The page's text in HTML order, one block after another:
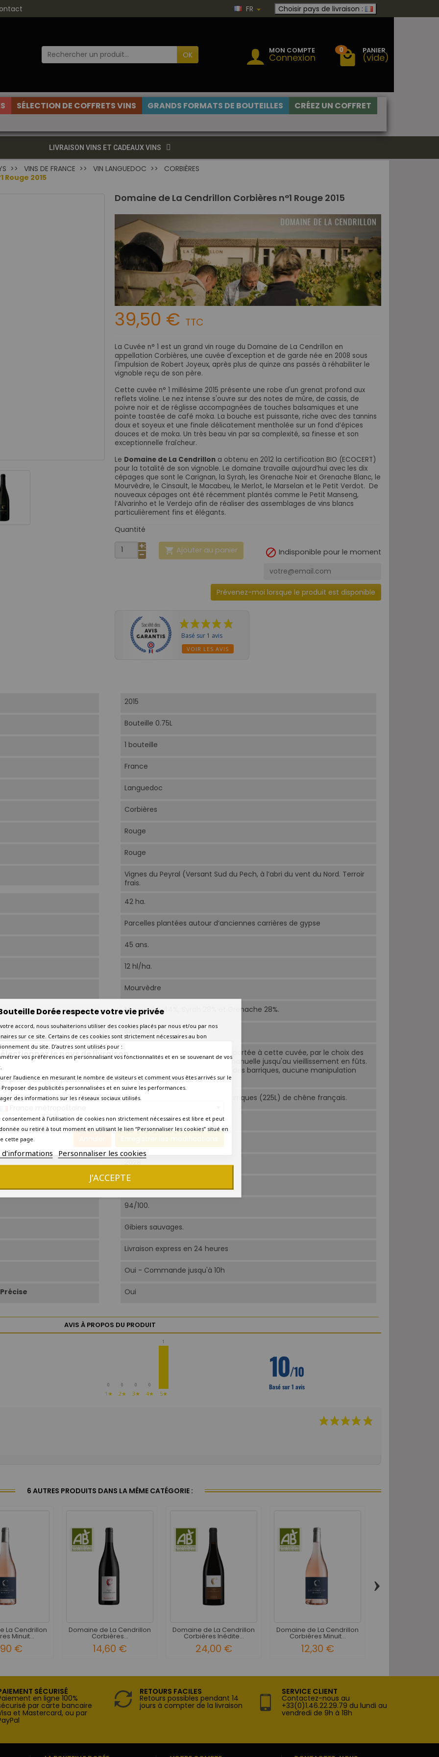
le pays de livraison
prix et les frais peuvent varier en fonction du pays/de la
de livraison.
Annuler Enregistrer les modifications
FR Choisir pays de livraison :
OK MON COMPTE
Connexion
0 PANIER
(vide)
SÉLECTION DE COFFRETS VINS GRANDS FORMATS DE BOUTEILLES
CRÉEZ UN COFFRET
LIVRAISON VINS ET CADEAUX VINS
VINS DE FRANCE VIN LANGUEDOC
CORBIÈRES
Rouge 2015
Domaine de La Cendrillon Corbières n°1 Rouge 2015
39,50 € TTC
La Cuvée n° 1 est un grand vin rouge du Domaine de La Cendrillon en
appellation Corbières, une cuvée d'exception et de garde née en 2008 sous
l'impulsion de Robert Joyeux, après plus de quinze ans passés à réhabiliter le
vignoble reçu de son père.
Cette cuvée n° 1 millésime 2015 présente une robe d'un grenat profond aux
reflets violine. Le nez intense s'ouvre sur des notes de mûre, de cassis, de
poivre noir et de réglisse accompagnées de touches balsamiques et une
pointe toastée de café moka. La bouche est puissante, riche avec des tannins
doux et soyeux et une finale délicatement mentholée sur un fond d’épices
douces et de moka. Un très beau vin par sa complexité, sa finesse et son
exceptionnelle fraîcheur.
Le Domaine de La Cendrillon a obtenu en 2012 la certification BIO (ECOCERT)
pour la totalité de son vignoble. Le domaine travaille aujourd’hui avec les dix
cépages que sont le Carignan, la Syrah, les Grenache Noir et Grenache Blanc, le
Mourvèdre, le Cinsault, le Macabeu, le Merlot, le Marselan et le Petit Verdot. De
nouveaux cépages ont été récemment plantés comme le Petit Manseng,
l’Alvarinho et le Verdejo afin de réaliser des assemblages de vins blancs
particulièrement fins et élégants.
Quantité
 Ajouter au panier  Indisponible pour le moment
Prévenez-moi lorsque le produit est disponible
Basé sur 1 avis
VOIR LES AVIS
2015
Bouteille 0.75L
1 bouteille
France
Languedoc
Corbières
Rouge
Rouge
Vignes du Peyral (Versant Sud du Pech, à l’abri du vent du Nord. Terroir
frais.
42 ha.
Parcelles plantées autour d’anciennes carrières de gypse
45 ans.
12 hl/ha.
Mourvèdre
Mourvèdre 44%, Syrah 28% et Grenache 28%.
Biologique
Une sélection rigoureuse est apportée à cette cuvée, par le choix des
parcelles, le tri de la cueillette manuelle jusqu'au vieillissement en fûts.
De la vinification à l'entonnage des barriques, aucune manipulation
mécanique n'est utilisée.
24 mois en foudres (20hl) et barriques (225L) de chêne français.
16°C-18°C.
Aujourd'hui
2028
17/20. Coup de coeur.
94/100.
Gibiers sauvages.
Livraison express en 24 heures
Oui - Commande jusqu'à 10h
Oui
AVIS À PROPOS DU PRODUIT
0
1★
0
2★
0
3★
0
4★
1
5★
10/10
Basé sur 1 avis
6 AUTRES PRODUITS DANS LA MÊME CATÉGORIE :
La Cendrillon
Minuit...
€
Domaine de La Cendrillon
Corbières...
14,60 €
Domaine de La Cendrillon
Corbières Inédite...
24,00 €
Domaine de La Cendrillon
Corbières Minuit...
12,30 €
›
SÉCURISÉ
en ligne 100%
par carte bancaire
et Mastercard, ou par
RETOURS FACILES
Retours possibles pendant 14
jours à compter de la livraison
SERVICE CLIENT
Contactez-nous au
+33(0)1.46.22.29.79 du lundi au
vendredi de 9h à 18h
Dorée respecte votre vie privée
accord, nous souhaiterions utiliser des cookies placés par nous et/ou par nos
sur ce site. Certains de ces cookies sont strictement nécessaires au bon
du site. D’autres sont utilisés pour :
vos préférences en personnalisant vos fonctionnalités et en se souvenant de vos
l’audience en mesurant le nombre de visiteurs et comment vous êtes arrivés sur le
Proposer des publicités personnalisées et en suivre les performances.
des informations sur les réseaux sociaux utilisés.
consentement à l’utilisation de cookies non strictement nécessaires est libre et peut
ou retiré à tout moment en utilisant le lien “Personnaliser les cookies” situé en
cette page.
d'informations Personnaliser les cookies
J'ACCEPTE